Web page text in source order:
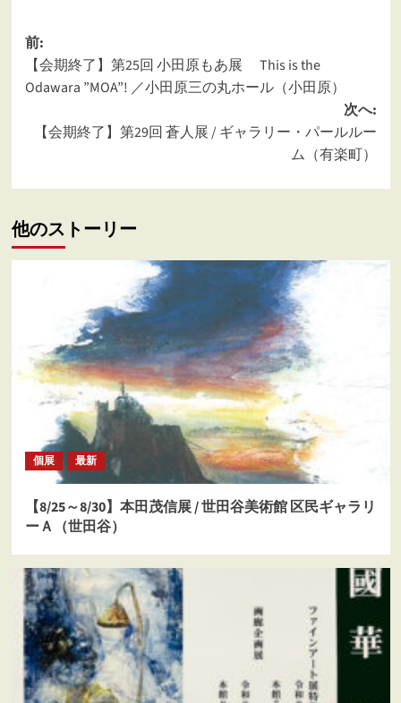
投
稿
ナ
ビ
ー
シ
ョ
前:
【会期終了】第25回 小田原もあ展 This is the
Odawara ”MOA”! ／小田原三の丸ホール（小田原）
次へ:
【会期終了】第29回 蒼人展 / ギャラリー・パールルー
ム（有楽町）
他のストーリー
個展 最新
【8/25～8/30】本田茂信展 / 世田谷美術館 区民ギャラリ
ーＡ（世田谷）